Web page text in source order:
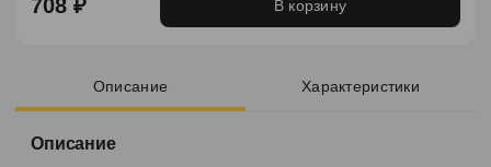
708 ₽ В корзину
Описание Характеристики
Описание